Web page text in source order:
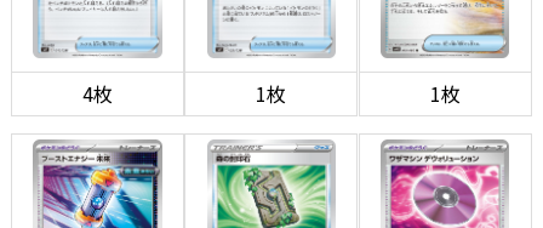
4枚 1枚 1枚